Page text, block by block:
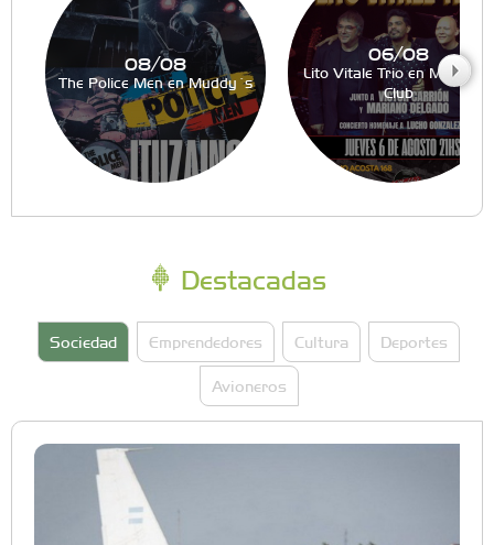
08/08
The Police Men en Muddy´s
06/08
Lito Vitale Trio en Muddy´s
Club
Destacadas
Sociedad Emprendedores Cultura Deportes
Avioneros